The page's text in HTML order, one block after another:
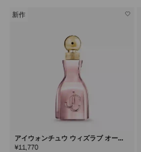
新作
アイウォンチュウ ウィズラブ オード
パルファム40ml
¥11,770